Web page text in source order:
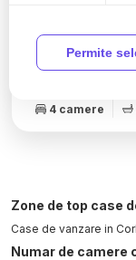
Urban
arhitectura in
4 camere
Zone de top case
Case de vanzare in
Numar de camere
Permite